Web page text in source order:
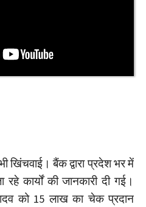
खिंचवाई। बैंक द्वारा प्रदेश भर में
कार्यों की जानकारी दी गई।
को 15 लाख का चेक प्रदान